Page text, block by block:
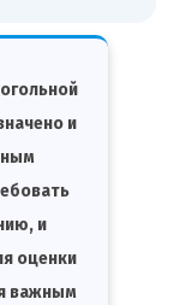
и
и
оценки
важным